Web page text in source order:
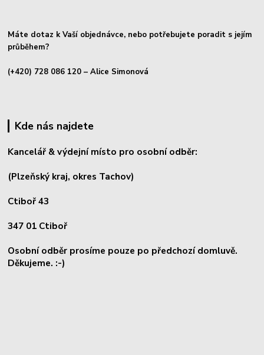
Máte dotaz k Vaší objednávce, nebo potřebujete poradit s jejím
průběhem?
(+420) 728 086 120 – Alice Simonová
Kde nás najdete
Kancelář & výdejní místo pro osobní odběr:
(Plzeňský kraj, okres Tachov)
Ctiboř 43
347 01 Ctiboř
Osobní odběr prosíme pouze po předchozí domluvě.
Děkujeme. :-)